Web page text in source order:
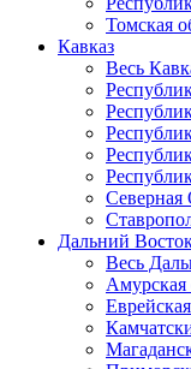
Томская
Кавказ
Весь
Северная
Дальний
Весь
Амурская